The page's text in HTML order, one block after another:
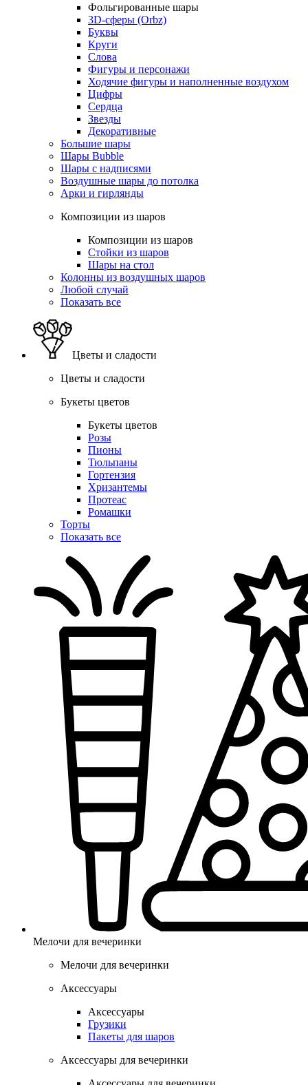
Фольгированные шары
3D-сферы (Orbz)
Буквы
Круги
Слова
Фигуры и персонажи
Ходячие фигуры и наполненные воздухом
Цифры
Сердца
Звезды
Декоративные
Большие шары
Шары Bubble
Шары с надписями
Воздушные шары до потолка
Арки и гирлянды
Композиции из шаров
Композиции из шаров
Стойки из шаров
Шары на стол
Колонны из воздушных шаров
Любой случай
Показать все
Цветы и сладости
Цветы и сладости
Букеты цветов
Букеты цветов
Розы
Пионы
Тюльпаны
Гортензия
Хризантемы
Протеас
Ромашки
Торты
Показать все
Мелочи для вечеринки
Мелочи для вечеринки
Аксессуары
Аксессуары
Грузики
Пакеты для шаров
Аксессуары для вечеринки